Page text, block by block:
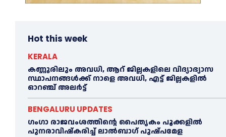
Hot this week
KERALA
കണ്ണൂരിലും അവധി, ആറ് ജില്ലകളിലെ വിദ്യാഭ്യാസ
സ്ഥാപനങ്ങൾക്ക് നാളെ അവധി, എട്ട് ജില്ലകളിൽ
ഓറഞ്ച് അലർട്ട്
BENGALURU UPDATES
ഗംഗാ രാജവംശത്തിന്റെ പൈതൃകം പൂക്കളിൽ
പുനരാവിഷ്‌കരിച്ച് ലാൽബാഗ് പുഷ്പമേള